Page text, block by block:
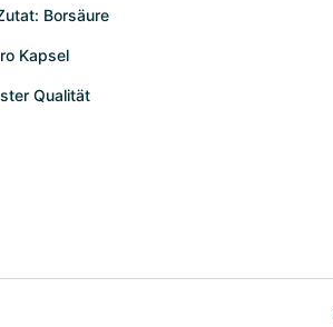
Borsäure
Kapsel
Qualität